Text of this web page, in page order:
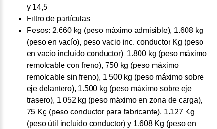
y 14,5
Filtro de partículas
Pesos: 2.660 kg (peso máximo admisible), 1.608 kg
(peso en vacío), peso vacio inc. conductor Kg (peso
en vacio incluido conductor), 1.800 kg (peso máximo
remolcable con freno), 750 kg (peso máximo
remolcable sin freno), 1.500 kg (peso máximo sobre
eje delantero), 1.500 kg (peso máximo sobre eje
trasero), 1.052 kg (peso máximo en zona de carga),
75 Kg (peso conductor para fabricante), 1.127 Kg
(peso útil incluido conductor) y 1.608 Kg (peso en